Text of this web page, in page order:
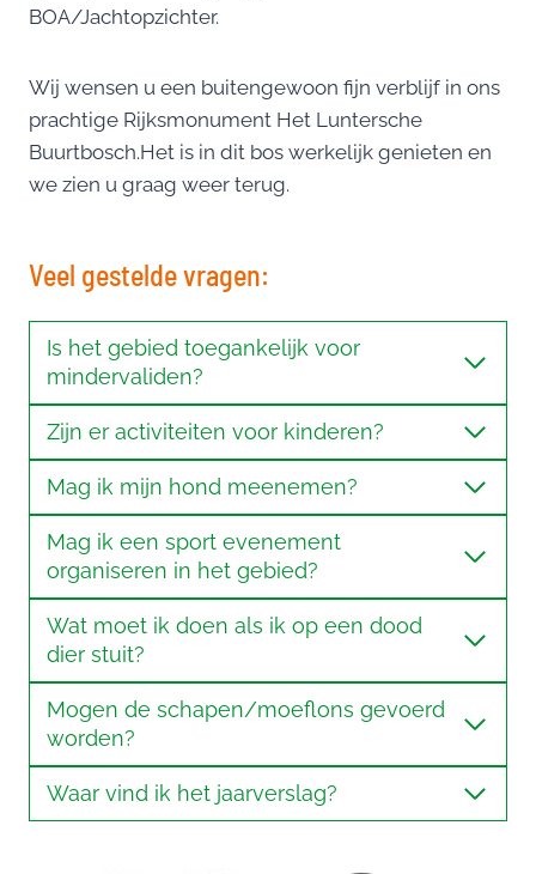
BOA/Jachtopzichter.
Wij wensen u een buitengewoon fijn verblijf in ons
prachtige Rijksmonument Het Luntersche
Buurtbosch.Het is in dit bos werkelijk genieten en
we zien u graag weer terug.
Veel gestelde vragen:
Is het gebied toegankelijk voor
mindervaliden?
Zijn er activiteiten voor kinderen?
Mag ik mijn hond meenemen?
Mag ik een sport evenement
organiseren in het gebied?
Wat moet ik doen als ik op een dood
dier stuit?
Mogen de schapen/moeflons gevoerd
worden?
Waar vind ik het jaarverslag?